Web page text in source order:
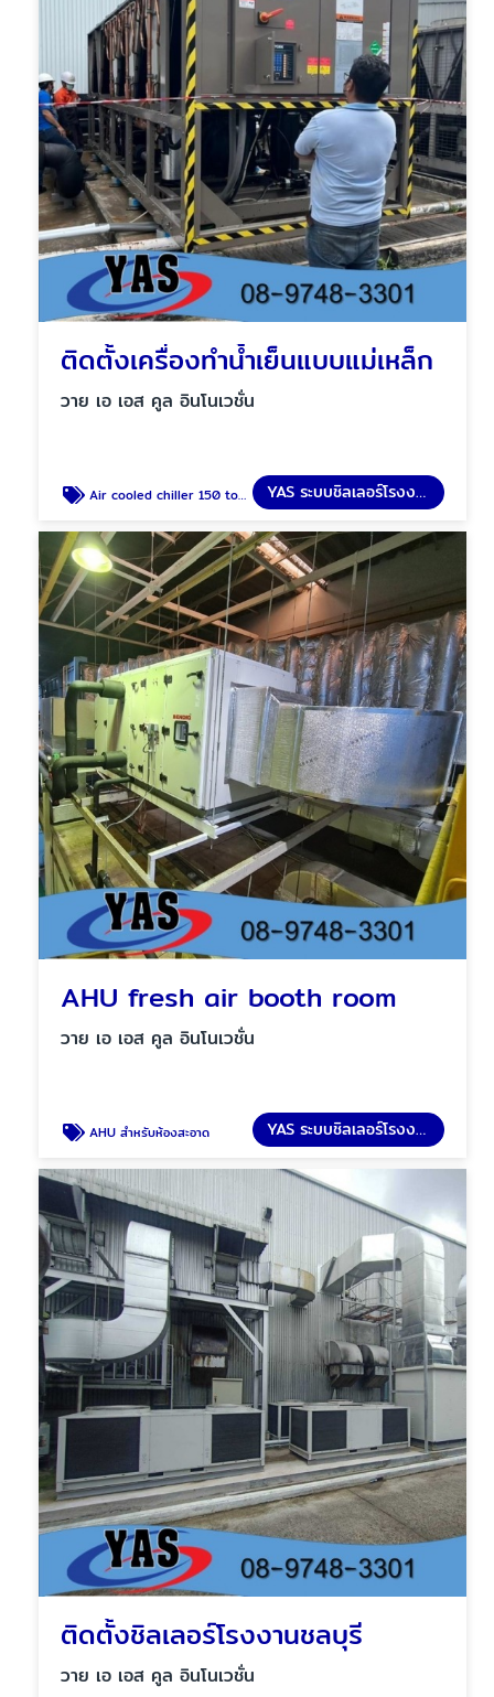
ติดตั้งเครื่องทำน้ำเย็นแบบแม่เหล็ก
วาย เอ เอส คูล อินโนเวชั่น
Air cooled chiller 150 tons "YORK" YAS ระบบชิลเลอร์โรงงาน
AHU fresh air booth room
วาย เอ เอส คูล อินโนเวชั่น
AHU สำหรับห้องสะอาด YAS ระบบชิลเลอร์โรงงาน
ติดตั้งชิลเลอร์โรงงานชลบุรี
วาย เอ เอส คูล อินโนเวชั่น